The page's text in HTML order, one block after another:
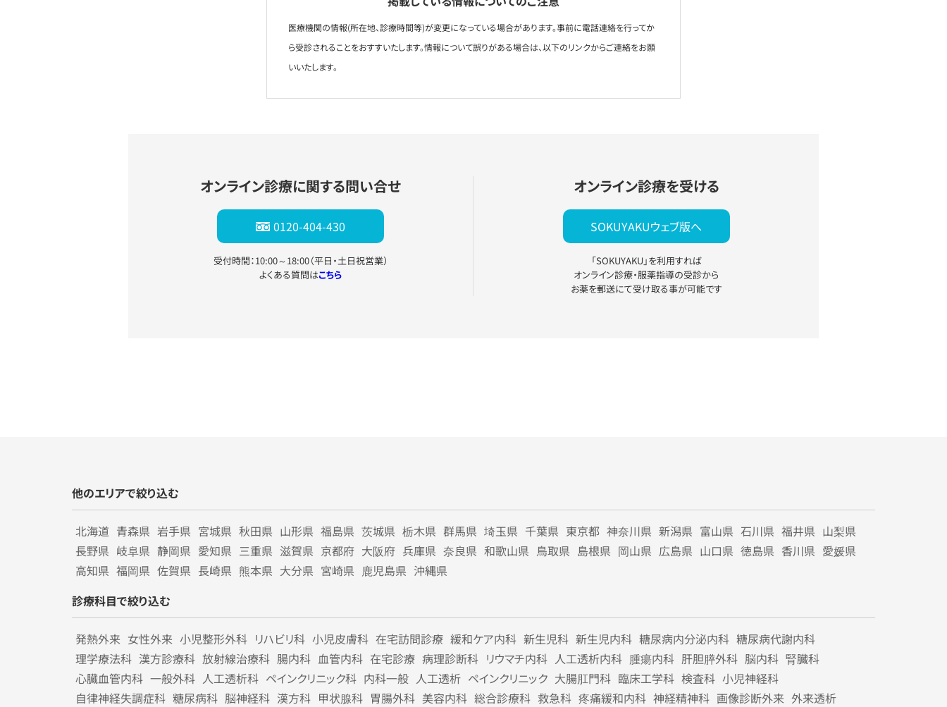
医療機関の情報(所在地、診療時間等)が変更になっている場合があります。事前に電話連絡を行ってか
ら受診されることをおすすいたします。情報について誤りがある場合は、以下のリンクからご連絡をお願
いいたします。
オンライン診療に関する問い合せ
0120-404-430
受付時間：10:00～18:00（平日・土日祝営業）
よくある質問はこちら
オンライン診療を受ける
SOKUYAKUウェブ版へ
「SOKUYAKU」を利用すれば
オンライン診療・服薬指導の受診から
お薬を郵送にて受け取る事が可能です
他のエリアで絞り込む
北海道 青森県 岩手県 宮城県 秋田県 山形県 福島県 茨城県 栃木県 群馬県 埼玉県 千葉県 東京都 神奈川県 新潟県 富山県 石川県 福井県 山梨県
長野県 岐阜県 静岡県 愛知県 三重県 滋賀県 京都府 大阪府 兵庫県 奈良県 和歌山県 鳥取県 島根県 岡山県 広島県 山口県 徳島県 香川県 愛媛県
高知県 福岡県 佐賀県 長崎県 熊本県 大分県 宮崎県 鹿児島県 沖縄県
診療科目で絞り込む
発熱外来 女性外来 小児整形外科 リハビリ科 小児皮膚科 在宅訪問診療 緩和ケア内科 新生児科 新生児内科 糖尿病内分泌内科 糖尿病代謝内科
理学療法科 漢方診療科 放射線治療科 腸内科 血管内科 在宅診療 病理診断科 リウマチ内科 人工透析内科 腫瘍内科 肝胆膵外科 脳内科 腎臓科
心臓血管内科 一般外科 人工透析科 ペインクリニック科 内科一般 人工透析 ペインクリニック 大腸肛門科 臨床工学科 検査科 小児神経科
自律神経失調症科 糖尿病科 脳神経科 漢方科 甲状腺科 胃腸外科 美容内科 総合診療科 救急科 疼痛緩和内科 神経精神科 画像診断外来 外来透析